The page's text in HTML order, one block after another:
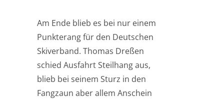
Am Ende blieb es bei nur einem
Punkterang für den Deutschen
Skiverband. Thomas Dreßen
schied Ausfahrt Steilhang aus,
blieb bei seinem Sturz in den
Fangzaun aber allem Anschein